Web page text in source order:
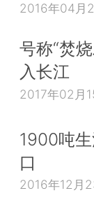
2016年04月
号称“焚
入长江
2017年02月
1900吨
口
2016年12月